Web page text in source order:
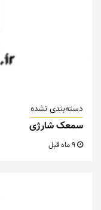
دسته‌بندی نشده
سمعک شارژی